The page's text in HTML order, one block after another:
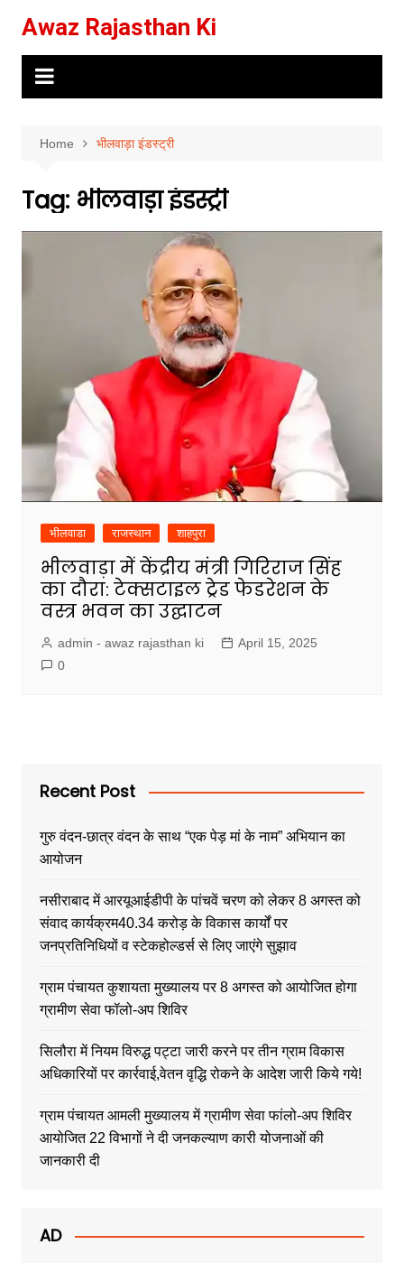
content
Awaz Rajasthan Ki
Home भीलवाड़ा इंडस्ट्री
Tag: भीलवाड़ा इंडस्ट्री
भीलवाडा राजस्थान शाहपुरा
भीलवाड़ा में केंद्रीय मंत्री गिरिराज सिंह
का दौरा: टेक्सटाइल ट्रेड फेडरेशन के
वस्त्र भवन का उद्घाटन
admin - awaz rajasthan ki
April 15, 2025
0
Recent Post
गुरु वंदन-छात्र वंदन के साथ “एक पेड़ मां के नाम” अभियान का
आयोजन
नसीराबाद में आरयूआईडीपी के पांचवें चरण को लेकर 8 अगस्त को
संवाद कार्यक्रम40.34 करोड़ के विकास कार्यों पर
जनप्रतिनिधियों व स्टेकहोल्डर्स से लिए जाएंगे सुझाव
ग्राम पंचायत कुशायता मुख्यालय पर 8 अगस्त को आयोजित होगा
ग्रामीण सेवा फॉलो-अप शिविर
सिलौरा में नियम विरुद्ध पट्टा जारी करने पर तीन ग्राम विकास
अधिकारियों पर कार्रवाई,वेतन वृद्धि रोकने के आदेश जारी किये गये!
ग्राम पंचायत आमली मुख्यालय में ग्रामीण सेवा फांलो-अप शिविर
आयोजित 22 विभागों ने दी जनकल्याण कारी योजनाओं की
जानकारी दी
AD